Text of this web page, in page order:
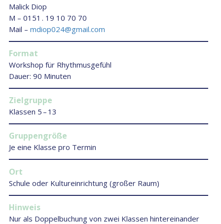
Malick Diop
M – 0151 . 19 10 70 70
Mail – mdiop024@gmail.com
Format
Workshop für Rhythmusgefühl
Dauer: 90 Minuten
Zielgruppe
Klassen 5 – 13
Gruppengröße
Je eine Klasse pro Termin
Ort
Schule oder Kultureinrichtung (großer Raum)
Hinweis
Nur als Doppelbuchung von zwei Klassen hintereinander